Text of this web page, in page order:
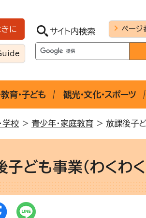
に サイト内検索 ページ
育・子ども 観光・文化・スポーツ
学校 > 青少年・家庭教育 > 放課後子ど
子ども事業（わくわ